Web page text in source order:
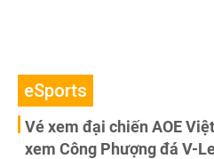
eSports
Vé xem đại chiến AOE
xem Công Phượng đá V-